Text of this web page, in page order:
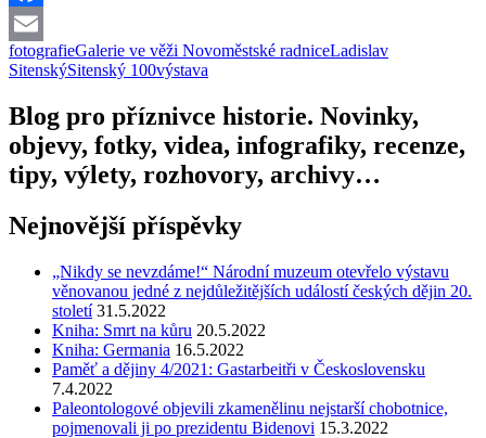
Facebook
Email
fotografieGalerie ve věži Novoměstské radniceLadislav
SitenskýSitenský 100výstava
Blog pro příznivce historie. Novinky,
objevy, fotky, videa, infografiky, recenze,
tipy, výlety, rozhovory, archivy…
Nejnovější příspěvky
„Nikdy se nevzdáme!“ Národní muzeum otevřelo výstavu
věnovanou jedné z nejdůležitějších událostí českých dějin 20.
století 31.5.2022
Kniha: Smrt na kůru 20.5.2022
Kniha: Germania 16.5.2022
Paměť a dějiny 4/2021: Gastarbeitři v Československu
7.4.2022
Paleontologové objevili zkamenělinu nejstarší chobotnice,
pojmenovali ji po prezidentu Bidenovi 15.3.2022